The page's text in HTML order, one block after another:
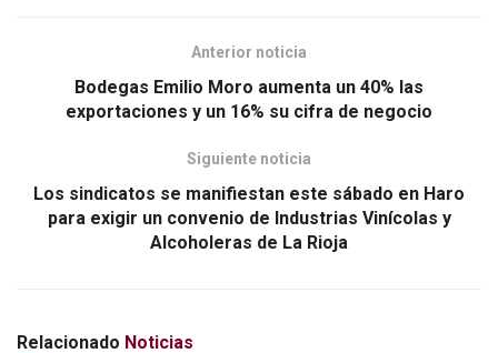
Anterior noticia
Bodegas Emilio Moro aumenta un 40% las
exportaciones y un 16% su cifra de negocio
Siguiente noticia
Los sindicatos se manifiestan este sábado en Haro
para exigir un convenio de Industrias Vinícolas y
Alcoholeras de La Rioja
Relacionado Noticias